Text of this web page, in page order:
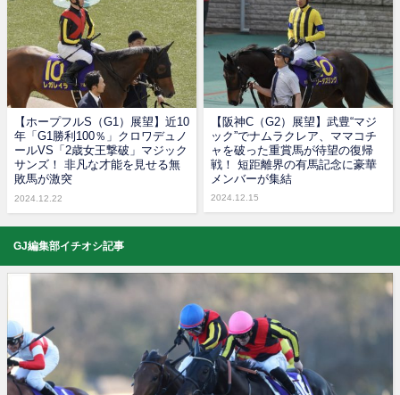
【ホープフルS（G1）展望】近10
年「G1勝利100％」クロワデュノ
ールVS「2歳女王撃破」マジック
サンズ！ 非凡な才能を見せる無
敗馬が激突
2024.12.22
【阪神C（G2）展望】武豊“マジ
ック”でナムラクレア、ママコチ
ャを破った重賞馬が待望の復帰
戦！ 短距離界の有馬記念に豪華
メンバーが集結
2024.12.15
GJ編集部イチオシ記事